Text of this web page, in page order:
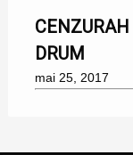
DRUM
mai 25, 2017